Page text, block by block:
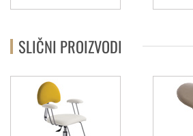
SLIČNI PROIZVODI